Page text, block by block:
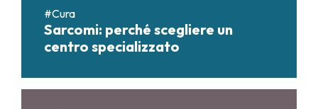
#Cura
Sarcomi: perché scegliere un
centro specializzato